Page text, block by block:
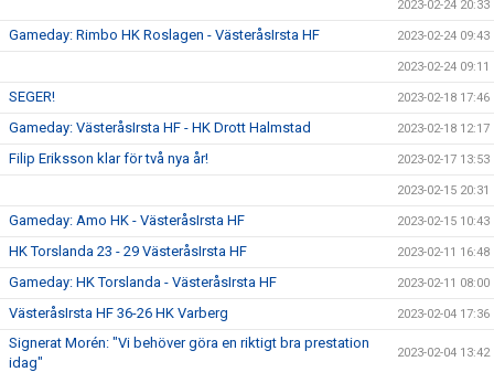
2023-02-24 20:33
Gameday: Rimbo HK Roslagen - VästeråsIrsta HF 2023-02-24 09:43
2023-02-24 09:11
SEGER! 2023-02-18 17:46
Gameday: VästeråsIrsta HF - HK Drott Halmstad 2023-02-18 12:17
Filip Eriksson klar för två nya år! 2023-02-17 13:53
2023-02-15 20:31
Gameday: Amo HK - VästeråsIrsta HF 2023-02-15 10:43
HK Torslanda 23 - 29 VästeråsIrsta HF 2023-02-11 16:48
Gameday: HK Torslanda - VästeråsIrsta HF 2023-02-11 08:00
VästeråsIrsta HF 36-26 HK Varberg 2023-02-04 17:36
Signerat Morén: "Vi behöver göra en riktigt bra prestation
idag"
2023-02-04 13:42